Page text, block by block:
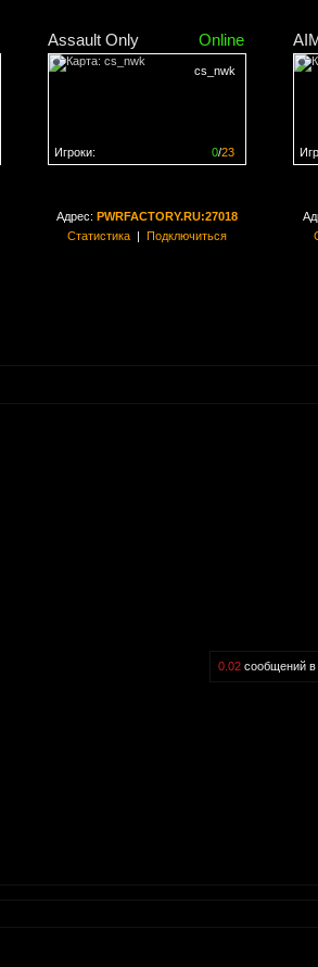
Assault Only Online
cs_nwk
0/23
Игроки:
Адрес: PWRFACTORY.RU:27018
Статистика| Подключиться
0.02 сообщений в